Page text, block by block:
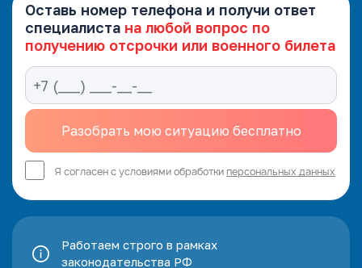
Оставь номер телефона и получи ответ
специалиста на любой вопрос по
получению отсрочки или военного билета
Я согласен с условиями обработки персональных данных
Работаем строго в рамках
законодательства РФ